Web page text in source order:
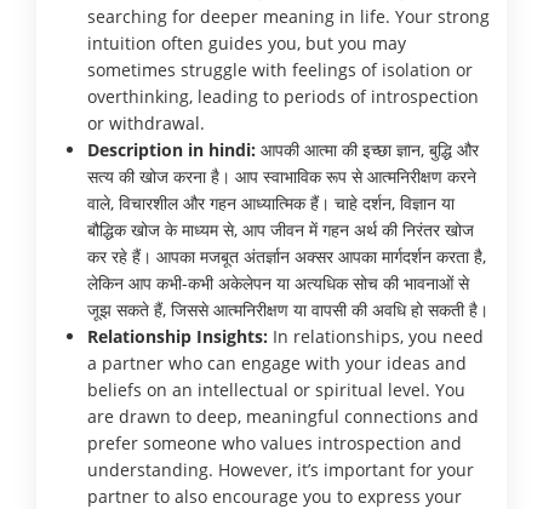
searching for deeper meaning in life. Your strong
intuition often guides you, but you may
sometimes struggle with feelings of isolation or
overthinking, leading to periods of introspection
or withdrawal.
Description in hindi: आपकी आत्मा की इच्छा ज्ञान, बुद्धि और
सत्य की खोज करना है। आप स्वाभाविक रूप से आत्मनिरीक्षण करने
वाले, विचारशील और गहन आध्यात्मिक हैं। चाहे दर्शन, विज्ञान या
बौद्धिक खोज के माध्यम से, आप जीवन में गहन अर्थ की निरंतर खोज
कर रहे हैं। आपका मजबूत अंतर्ज्ञान अक्सर आपका मार्गदर्शन करता है,
लेकिन आप कभी-कभी अकेलेपन या अत्यधिक सोच की भावनाओं से
जूझ सकते हैं, जिससे आत्मनिरीक्षण या वापसी की अवधि हो सकती है।
Relationship Insights: In relationships, you need
a partner who can engage with your ideas and
beliefs on an intellectual or spiritual level. You
are drawn to deep, meaningful connections and
prefer someone who values introspection and
understanding. However, it’s important for your
partner to also encourage you to express your